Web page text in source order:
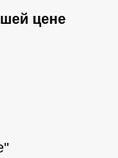
цене